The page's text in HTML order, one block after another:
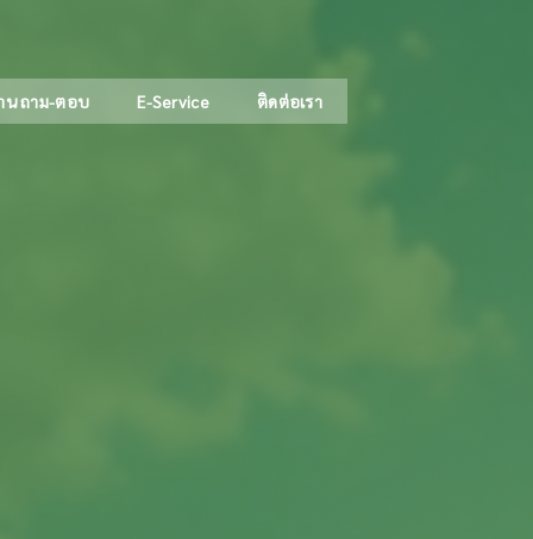
น ถาม-ตอบ E-Service ติดต่อเรา